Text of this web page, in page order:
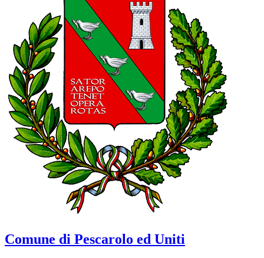
Comune di Pescarolo ed Uniti